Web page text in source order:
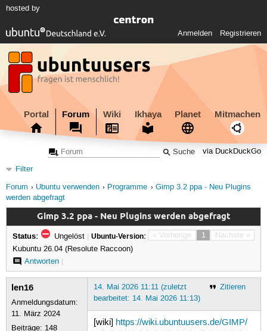
hosted by
Anmelden Registrieren
Portal Forum Wiki Ikhaya Planet Mitmachen
via DuckDuckGo
Filter
Forum
Ubuntu verwenden Programme
Gimp 3.2 ppa - Neu Plugins
werden abgefragt
Gimp 3.2 ppa - Neu Plugins werden abgefragt
« Vorherige 1 Nächste »
Status: Ungelöst | Ubuntu-Version:
Kubuntu 26.04 (Resolute Raccoon)
Antworten|
len16
Anmeldungsdatum:
11. März 2024
Beiträge: 148
Zitieren
14. Mai 2026 11:11 (zuletzt
bearbeitet: 14. Mai 2026 11:13)
[wiki] https://wiki.ubuntuusers.de/GIMP/